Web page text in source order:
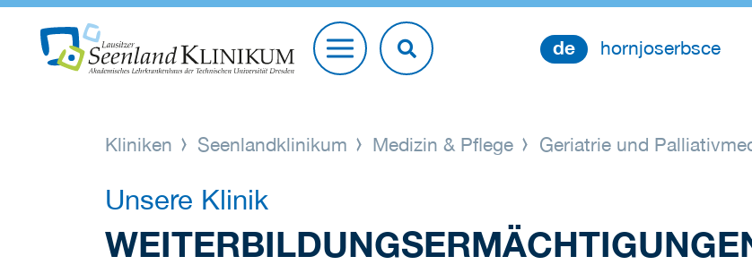
de hornjoserbsce
Kliniken Seenlandklinikum Medizin & Pflege Geriatrie und
Unsere Klinik